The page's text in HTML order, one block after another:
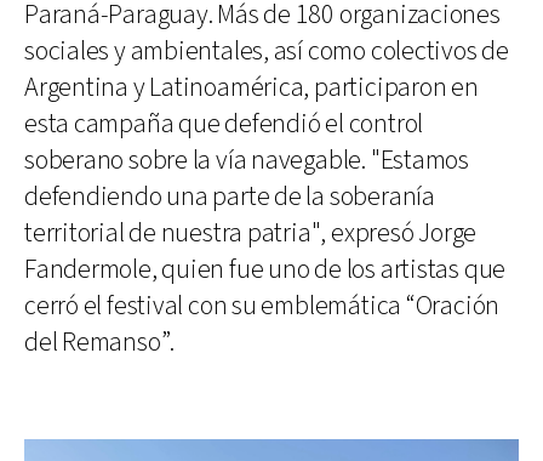
Paraná-Paraguay. Más de 180 organizaciones
sociales y ambientales, así como colectivos de
Argentina y Latinoamérica, participaron en
esta campaña que defendió el control
soberano sobre la vía navegable. "Estamos
defendiendo una parte de la soberanía
territorial de nuestra patria", expresó Jorge
Fandermole, quien fue uno de los artistas que
cerró el festival con su emblemática “Oración
del Remanso”.